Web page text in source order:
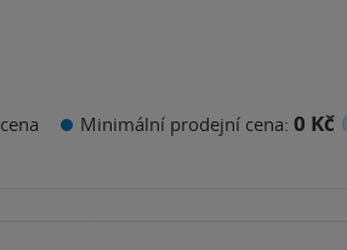
Minimální prodejní cena: 0 Kč